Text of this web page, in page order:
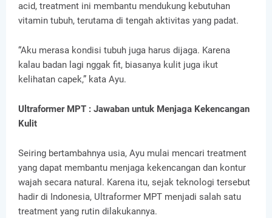
acid, treatment ini membantu mendukung kebutuhan
vitamin tubuh, terutama di tengah aktivitas yang padat.
“Aku merasa kondisi tubuh juga harus dijaga. Karena
kalau badan lagi nggak fit, biasanya kulit juga ikut
kelihatan capek,” kata Ayu.
Ultraformer MPT : Jawaban untuk Menjaga Kekencangan
Kulit
Seiring bertambahnya usia, Ayu mulai mencari treatment
yang dapat membantu menjaga kekencangan dan kontur
wajah secara natural. Karena itu, sejak teknologi tersebut
hadir di Indonesia, Ultraformer MPT menjadi salah satu
treatment yang rutin dilakukannya.